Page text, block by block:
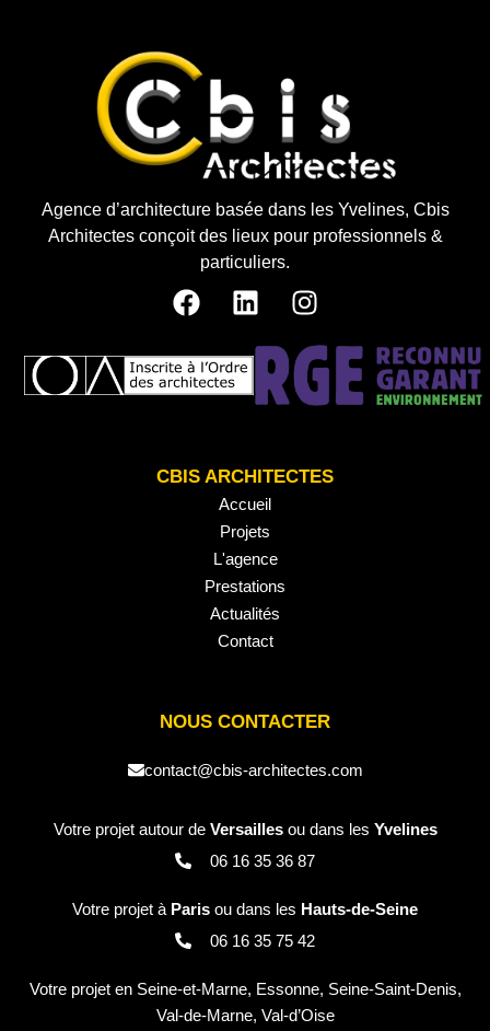
Agence d’architecture basée dans les Yvelines, Cbis
Architectes conçoit des lieux pour professionnels &
particuliers.
CBIS ARCHITECTES
Accueil
Projets
L'agence
Prestations
Actualités
Contact
NOUS CONTACTER
contact@cbis-architectes.com
Votre projet autour de Versaillesou dans les Yvelines
06 16 35 36 87
Votre projet à Paris ou dans les Hauts-de-Seine
06 16 35 75 42
Votre projet en Seine-et-Marne, Essonne, Seine-Saint-Denis,
Val-de-Marne, Val-d’Oise